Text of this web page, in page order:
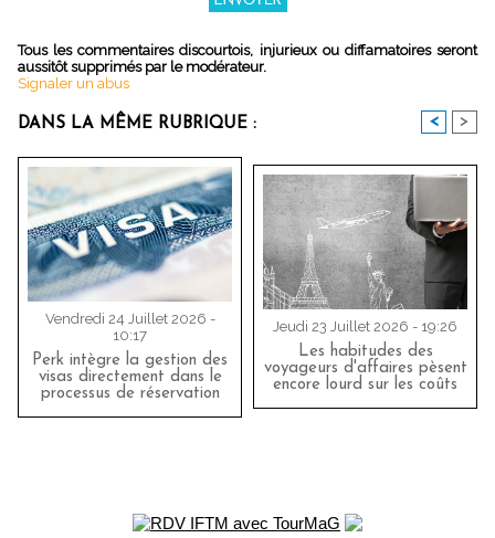
Tous les commentaires discourtois, injurieux ou diffamatoires seront
aussitôt supprimés par le modérateur.
Signaler un abus
DANS LA MÊME RUBRIQUE : < >
Vendredi 24 Juillet 2026 -
10:17
Perk intègre la gestion des
visas directement dans le
processus de réservation
Jeudi 23 Juillet 2026 - 19:26
Les habitudes des
voyageurs d'affaires pèsent
encore lourd sur les coûts